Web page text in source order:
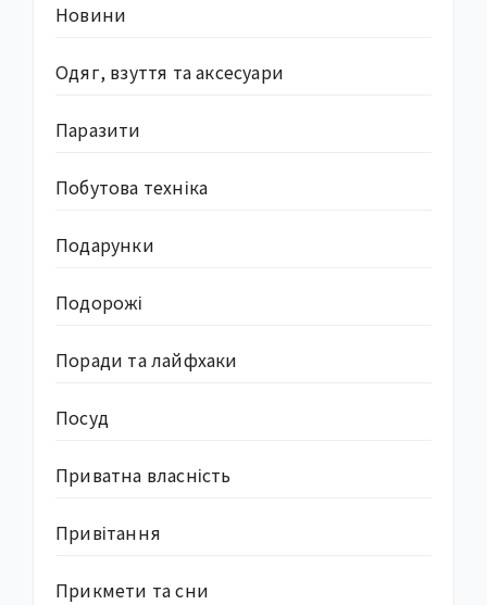
Новини
Одяг, взуття та аксесуари
Паразити
Побутова техніка
Подарунки
Подорожі
Поради та лайфхаки
Посуд
Приватна власність
Привітання
Прикмети та сни